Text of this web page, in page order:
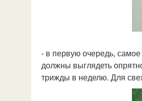
- в первую очередь, самое
должны выглядеть
трижды в неделю. Для